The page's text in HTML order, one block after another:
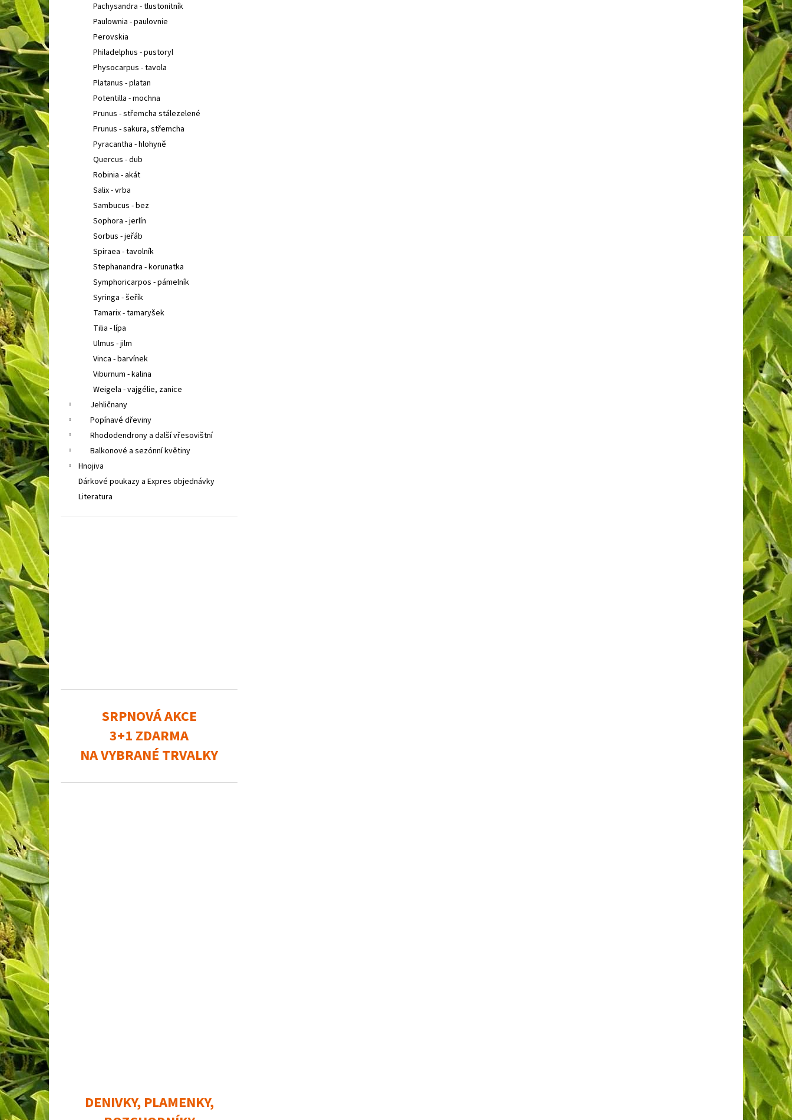
Pachysandra - tlustonitník
Paulownia - paulovnie
Perovskia
Philadelphus - pustoryl
Physocarpus - tavola
Platanus - platan
Potentilla - mochna
Prunus - střemcha stálezelené
Prunus - sakura, střemcha
Pyracantha - hlohyně
Quercus - dub
Robinia - akát
Salix - vrba
Sambucus - bez
Sophora - jerlín
Sorbus - jeřáb
Spiraea - tavolník
Stephanandra - korunatka
Symphoricarpos - pámelník
Syringa - šeřík
Tamarix - tamaryšek
Tilia - lípa
Ulmus - jilm
Vinca - barvínek
Viburnum - kalina
Weigela - vajgélie, zanice
Jehličnany
Popínavé dřeviny
Rhododendrony a další vřesovištní
Balkonové a sezónní květiny
Hnojiva
Dárkové poukazy a Expres objednávky
Literatura
SRPNOVÁ AKCE
3+1 ZDARMA
NA VYBRANÉ TRVALKY
DENIVKY, PLAMENKY,